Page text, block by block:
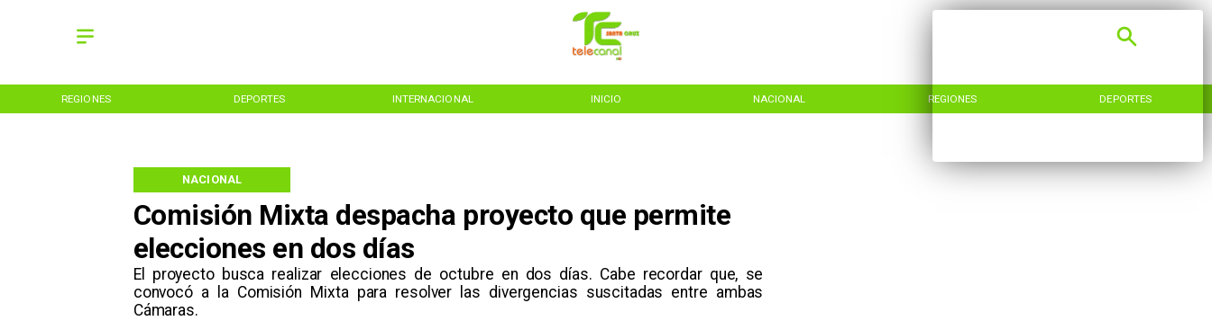
REGIONES DEPORTES INTERNACIONAL INICIO NACIONAL REGIONES DEPORTES
Comisión Mixta despacha proyecto que permite
elecciones en dos días
El proyecto busca realizar elecciones de octubre en dos días. Cabe recordar que, se
convocó a la Comisión Mixta para resolver las divergencias suscitadas entre ambas
Cámaras.
NACIONAL